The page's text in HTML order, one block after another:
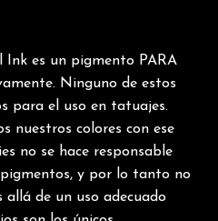
Ink es un pigmento PARA
Ninguno de estos
para el uso en tatuajes.
nuestros colores con ese
no se hace responsable
y por lo tanto no
de un uso adecuado